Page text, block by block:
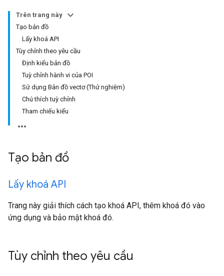
Trên trang này
Tạo bản đồ
Lấy khoá API
Tùy chỉnh theo yêu cầu
Định kiểu bản đồ
Tuỳ chỉnh hành vi của POI
Sử dụng Bản đồ vectơ (Thử nghiệm)
Chú thích tuỳ chỉnh
Tham chiếu kiểu
Tạo bản đồ
Lấy khoá API
Trang này giải thích cách tạo khoá API, thêm khoá đó vào
ứng dụng và bảo mật khoá đó.
Tùy chỉnh theo yêu cầu